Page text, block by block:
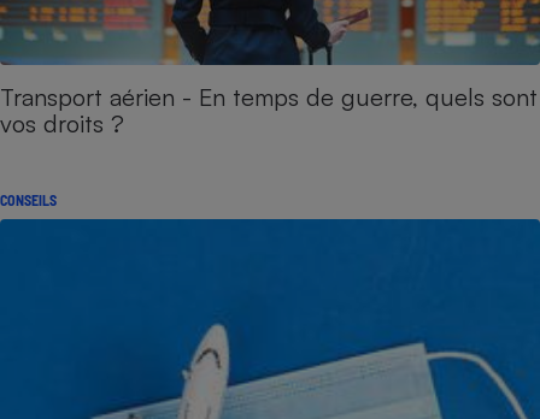
Transport aérien - En temps de guerre, quels sont
vos droits ?
CONSEILS